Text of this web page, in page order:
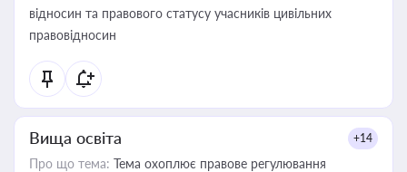
відносин та правового статусу учасників цивільних
правовідносин
Вища освіта +14
Про що тема: Тема охоплює правове регулювання